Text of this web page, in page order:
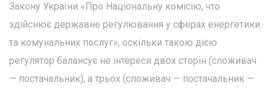
Закону України «Про Національну комісію, что
здійснює державне регулювання у сферах енергетики
та комунальних послуг», оскільки такою дією
регулятор балансує не інтереси двох сторін (споживач
— постачальник), а трьох (споживач — постачальник —